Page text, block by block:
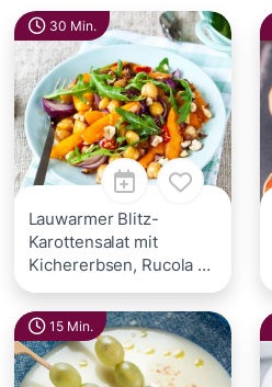
30 Min.
Lauwarmer Blitz-
Karottensalat mit
Kichererbsen, Rucola &
Haselnuss
15 Min.